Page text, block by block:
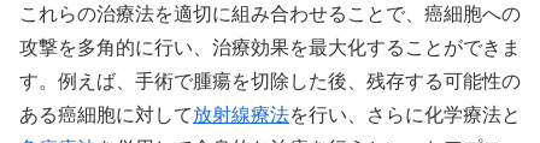
これらの治療法を適切に組み合わせることで、癌細胞への
攻撃を多角的に行い、治療効果を最大化することができま
す。例えば、手術で腫瘍を切除した後、残存する可能性の
ある癌細胞に対して放射線療法を行い、さらに化学療法と